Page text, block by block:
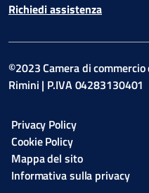
Richiedi assistenza
©2023 Camera di
Rimini | P.IVA 04283130401
Privacy Policy
Cookie Policy
Mappa del sito
Informativa sulla privacy